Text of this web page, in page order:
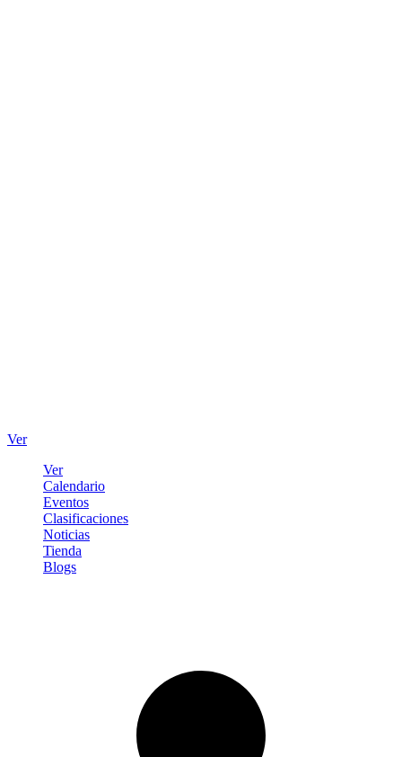
Ver
Ver
Calendario
Eventos
Clasificaciones
Noticias
Tienda
Blogs